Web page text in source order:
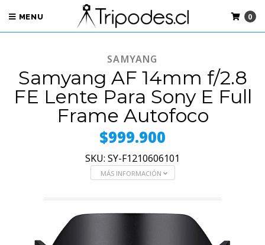
MENU 0
SAMYANG
Samyang AF 14mm f/2.8
FE Lente Para Sony E Full
Frame Autofoco
$999.900
SKU: SY-F1210606101
MÁS INFORMACIÓN